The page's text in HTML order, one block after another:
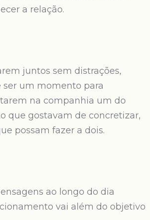
a relação.
juntos sem distrações,
ser um momento para
na companhia um do
que gostavam de concretizar,
possam fazer a dois.
ao longo do dia
vai além do objetivo